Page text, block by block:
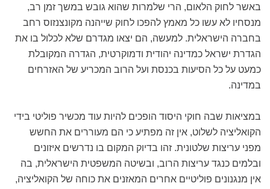
באשר לחוק הלאום, הרי שלמרות שהוא גובש במשך זמן רב,
מנסחיו לא עשו כל מאמץ להפכו לחוק שייהנה מקונצנזוס רחב
בחברה הישראלית. למעשה, הם יצאו מגדרם שלא לכלול בו את
הגדרת ישראל כמדינה יהודית ודמוקרטית, הגדרה המקובלת
כמעט על כל הסיעות בכנסת ועל הרוב המכריע של האזרחים
במדינה.
במציאות שבה חוקי היסוד הופכים להיות עוד מכשיר פוליטי בידי
הקואליציה לשלוט, אין זה מפתיע כי הם מעוררים את החשש
מפני עריצות שלטונית. זהו בדיוק המקום בו נדרשים איזונים
ובלמים כנגד עריצות הרוב, ובשיטה המשפטית הישראלית, בה
אין מנגנונים פוליטיים אחרים המאזנים את כוחה של הקואליציה,